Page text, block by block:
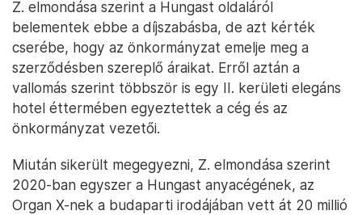
Z. elmondása szerint a Hungast oldaláról
belementek ebbe a díjszabásba, de azt kérték
cserébe, hogy az önkormányzat emelje meg a
szerződésben szereplő áraikat. Erről aztán a
vallomás szerint többször is egy II. kerületi elegáns
hotel éttermében egyeztettek a cég és az
önkormányzat vezetői.
Miután sikerült megegyezni, Z. elmondása szerint
2020-ban egyszer a Hungast anyacégének, az
Organ X-nek a budaparti irodájában vett át 20 millió